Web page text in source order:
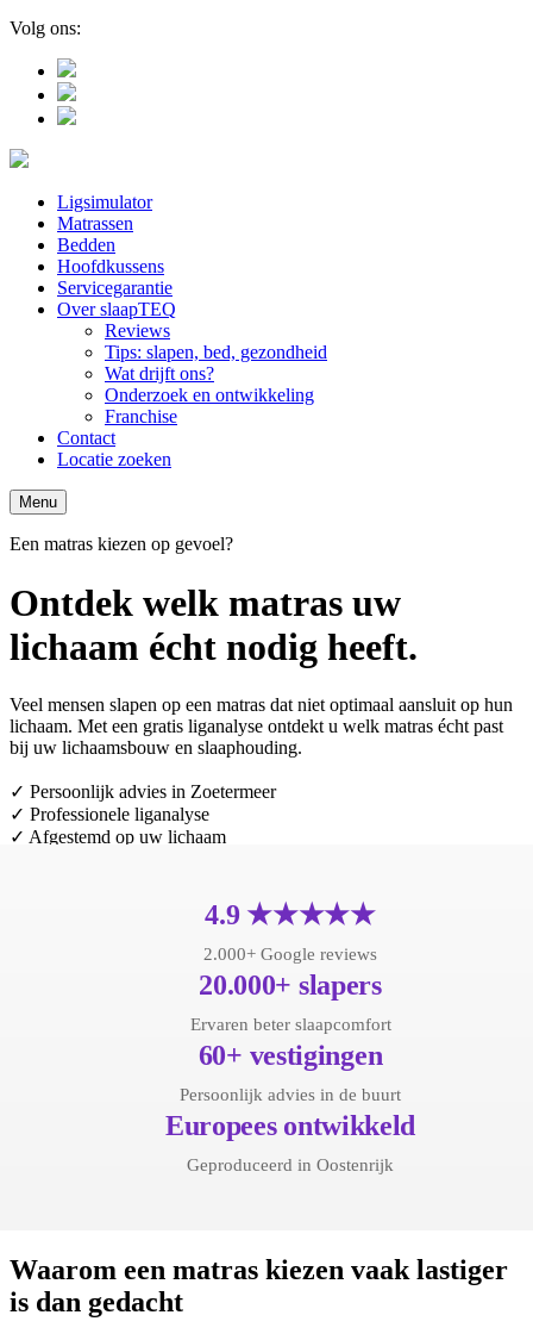
Volg ons:
Ligsimulator
Matrassen
Bedden
Hoofdkussens
Servicegarantie
Over slaapTEQ
Reviews
Tips: slapen, bed, gezondheid
Wat drijft ons?
Onderzoek en ontwikkeling
Franchise
Contact
Locatie zoeken
Menu
Een matras kiezen op gevoel?
Ontdek welk matras uw
lichaam écht nodig heeft.
Veel mensen slapen op een matras dat niet optimaal aansluit op hun
lichaam. Met een gratis liganalyse ontdekt u welk matras écht past
bij uw lichaamsbouw en slaaphouding.
✓ Persoonlijk advies in Zoetermeer
✓ Professionele liganalyse
✓ Afgestemd op uw lichaam
4.9 ★★★★★
2.000+ Google reviews
20.000+ slapers
Ervaren beter slaapcomfort
60+ vestigingen
Persoonlijk advies in de buurt
Europees ontwikkeld
Geproduceerd in Oostenrijk
Waarom een matras kiezen vaak lastiger
is dan gedacht